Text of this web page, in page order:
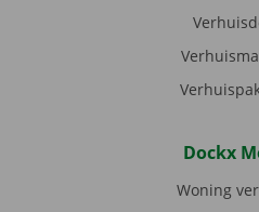
Dockx
Woning